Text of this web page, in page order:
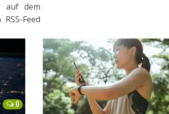
auf dem
Feed
0